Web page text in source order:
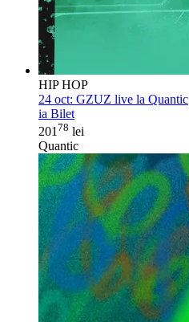
HIP HOP
24 oct: GZUZ live la Quantic
ia Bilet
201 78 lei
Quantic